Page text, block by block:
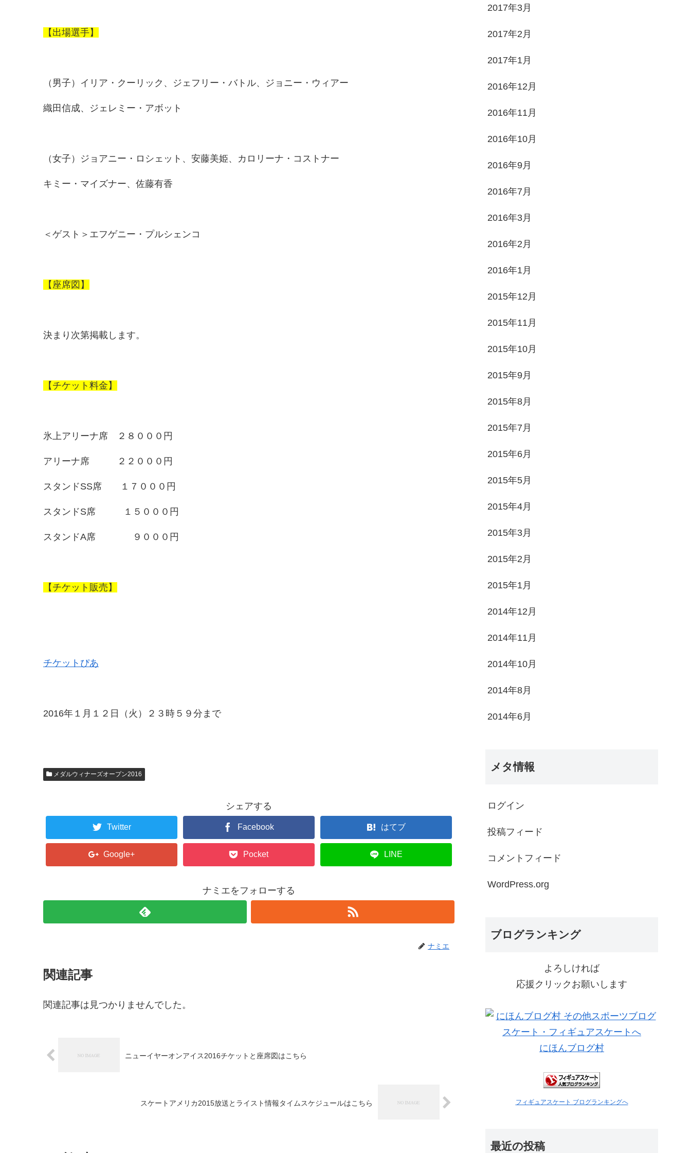
【出場選手】
（男子）イリア・クーリック、ジェフリー・バトル、ジョニー・ウィアー
織田信成、ジェレミー・アボット
（女子）ジョアニー・ロシェット、安藤美姫、カロリーナ・コストナー
キミー・マイズナー、佐藤有香
＜ゲスト＞エフゲニー・プルシェンコ
【座席図】
決まり次第掲載します。
【チケット料金】
氷上アリーナ席 ２８０００円
アリーナ席 ２２０００円
スタンドSS席 １７０００円
スタンドS席 １５０００円
スタンドA席 ９０００円
【チケット販売】
チケットぴあ
2016年１月１２日（火）２３時５９分まで
メダルウィナーズオープン2016
シェアする
Twitter Facebook はてブ
Google+ Pocket LINE
ナミエをフォローする
ナミエ
関連記事
関連記事は見つかりませんでした。
ニューイヤーオンアイス2016チケットと座席図はこちら
スケートアメリカ2015放送とライスト情報タイムスケジュールはこちら
2017年3月
2017年2月
2017年1月
2016年12月
2016年11月
2016年10月
2016年9月
2016年7月
2016年3月
2016年2月
2016年1月
2015年12月
2015年11月
2015年10月
2015年9月
2015年8月
2015年7月
2015年6月
2015年5月
2015年4月
2015年3月
2015年2月
2015年1月
2014年12月
2014年11月
2014年10月
2014年8月
2014年6月
メタ情報
ログイン
投稿フィード
コメントフィード
WordPress.org
ブログランキング
よろしければ
応援クリックお願いします
にほんブログ村
フィギュアスケート ブログランキングへ
最近の投稿